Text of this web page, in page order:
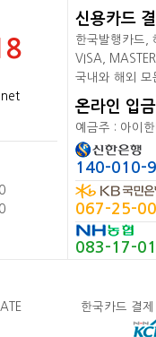
신용카드
한국발행카드,
VISA,
국내와 해외 모
온라인 입
예금주 : 아이
140-010-
067-25-
083-17-
한국카드 결